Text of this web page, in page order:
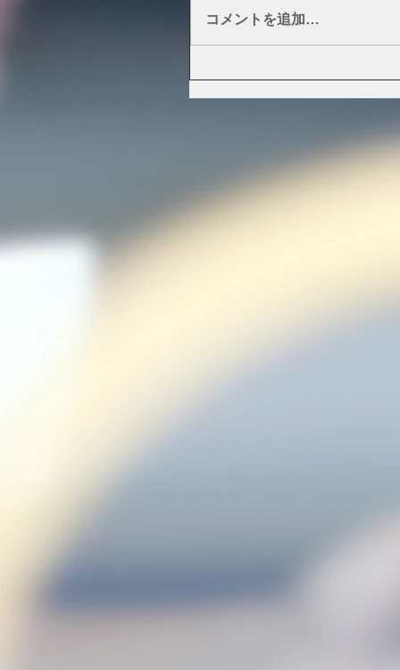
コメントを追加…